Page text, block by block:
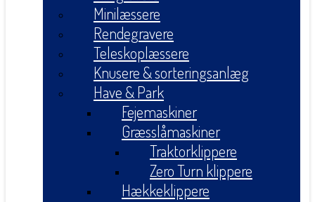
Minilæssere
Rendegravere
Teleskoplæssere
Knusere & sorteringsanlæg
Have & Park
Fejemaskiner
Græsslåmaskiner
Traktorklippere
Zero Turn klippere
Hækkeklippere